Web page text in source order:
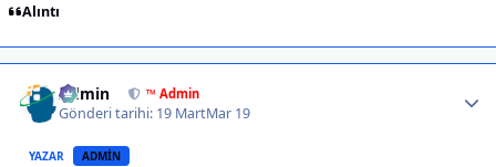
Alıntı
Admin ™ Admin
Gönderi tarihi: 19 MartMar 19
YAZAR ADMIN